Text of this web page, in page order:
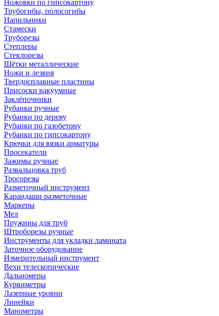
Ножовки по гипсокартону
Трубогибы, полосогибы
Напильники
Стамески
Труборезы
Степлеры
Стеклорезы
Щётки металлические
Ножи и лезвия
Твердосплавные пластины
Присоски вакуумные
Заклёпочники
Рубанки ручные
Рубанки по дереву
Рубанки по газобетону
Рубанки по гипсокартону
Крючки для вязки арматуры
Просекатели
Зажимы ручные
Развальцовка труб
Тросорезы
Разметочный инструмент
Карандаши разметочные
Маркеры
Мел
Пружины для труб
Штроборезы ручные
Инструменты для укладки ламината
Заточное оборудование
Измерительный инструмент
Вехи телескопические
Дальномеры
Курвиметры
Лазерные уровни
Линейки
Манометры